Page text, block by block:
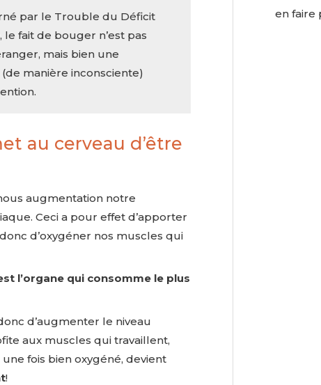
par le Trouble du Déficit
le fait de bouger n’est pas
mais bien une
manière inconsciente)
au cerveau d’être
augmentation notre
Ceci a pour effet d’apporter
d’oxygéner nos muscles qui
l’organe qui consomme le plus
d’augmenter le niveau
aux muscles qui travaillent,
fois bien oxygéné, devient
!
en faire